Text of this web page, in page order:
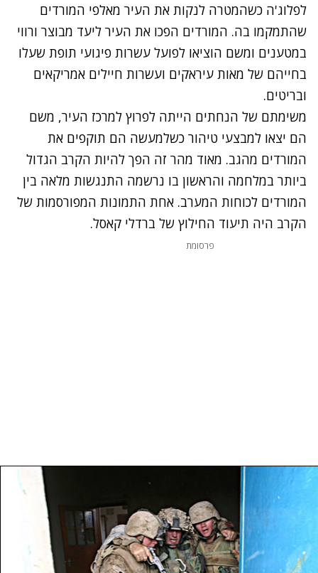
לפלוג'ה כשהמטרה לנקות את העיר מאלפי המורדים
שהתמקמו בה. המורדים הפכו את העיר ליעד מבוצר ורווי
במטענים ומשם הוציאו לפועל עשרות פיגועי תופת שעלו
בחייהם של מאות עיראקים ועשרות חיילים אמריקאים
ובריטים.
משימתם של הנחתים הייתה לפרוץ למרכז העיר, משם
הם יצאו למבצעי טיהור כשלמעשה הם תוקפים את
המורדים מהגב. מאוד מהר זה הפך להיות הקרב הגדול
ביותר במלחמה והראשון בו נרשמה התנגשות מלאה בין
המורדים לכוחות המערב. אחת התמונות המפורסמות של
הקרב היה תיעוד החילוץ של ברדלי קאסל.
פרסומת